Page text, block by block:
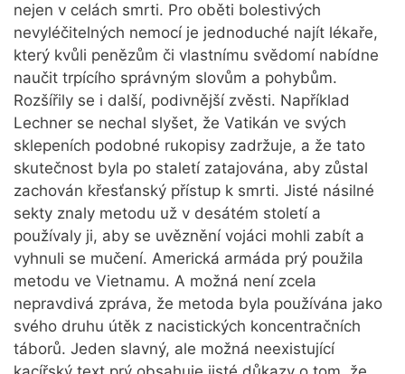
nejen v celách smrti. Pro oběti bolestivých
nevyléčitelných nemocí je jednoduché najít lékaře,
který kvůli penězům či vlastnímu svědomí nabídne
naučit trpícího správným slovům a pohybům.
Rozšířily se i další, podivnější zvěsti. Například
Lechner se nechal slyšet, že Vatikán ve svých
sklepeních podobné rukopisy zadržuje, a že tato
skutečnost byla po staletí zatajována, aby zůstal
zachován křesťanský přístup k smrti. Jisté násilné
sekty znaly metodu už v desátém století a
používaly ji, aby se uvěznění vojáci mohli zabít a
vyhnuli se mučení. Americká armáda prý použila
metodu ve Vietnamu. A možná není zcela
nepravdivá zpráva, že metoda byla používána jako
svého druhu útěk z nacistických koncentračních
táborů. Jeden slavný, ale možná neexistující